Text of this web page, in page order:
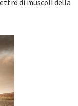
di muscoli della